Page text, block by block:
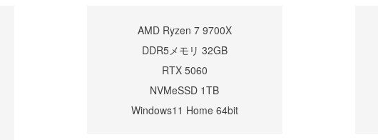
AMD Ryzen 7 9700X
DDR5メモリ 32GB
RTX 5060
NVMeSSD 1TB
Windows11 Home 64bit